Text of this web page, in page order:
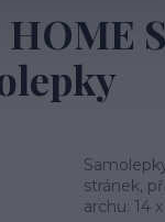
stránek,
archu: 14